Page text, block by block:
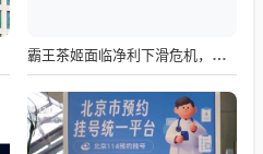
霸王茶姬面临净利下滑危机，急需策略调整与谋变